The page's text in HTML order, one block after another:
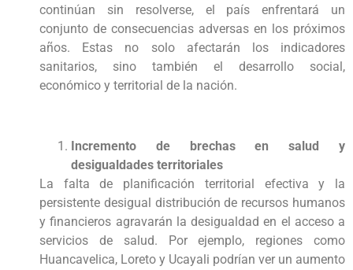
continúan sin resolverse, el país enfrentará un
conjunto de consecuencias adversas en los próximos
años. Estas no solo afectarán los indicadores
sanitarios, sino también el desarrollo social,
económico y territorial de la nación.
Incremento de brechas en salud y
desigualdades territoriales
La falta de planificación territorial efectiva y la
persistente desigual distribución de recursos humanos
y financieros agravarán la desigualdad en el acceso a
servicios de salud. Por ejemplo, regiones como
Huancavelica, Loreto y Ucayali podrían ver un aumento